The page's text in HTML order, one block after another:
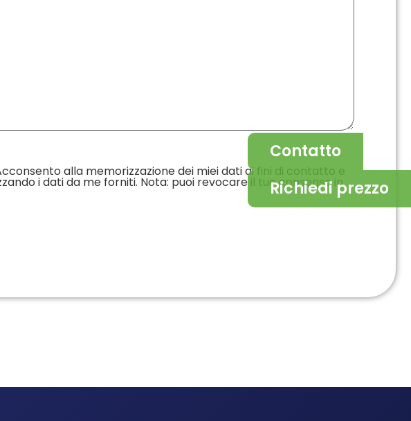
Contatto
Richiedi prezzo
alla memorizzazione dei miei dati ai fini di contatto e
i dati da me forniti. Nota: puoi revocare il tuo consenso in